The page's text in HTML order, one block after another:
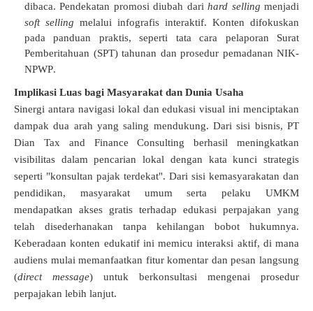
dibaca. Pendekatan promosi diubah darihard selling menjadi
soft selling melalui infografis interaktif. Konten difokuskan
pada panduan praktis, seperti tata cara pelaporan Surat
Pemberitahuan (SPT) tahunan dan prosedur pemadanan NIK-
NPWP.
Implikasi Luas bagi Masyarakat dan Dunia Usaha
Sinergi antara navigasi lokal dan edukasi visual ini menciptakan
dampak dua arah yang saling mendukung. Dari sisi bisnis, PT
Dian Tax and Finance Consulting berhasil meningkatkan
visibilitas dalam pencarian lokal dengan kata kunci strategis
seperti "konsultan pajak terdekat". Dari sisi kemasyarakatan dan
pendidikan, masyarakat umum serta pelaku UMKM
mendapatkan akses gratis terhadap edukasi perpajakan yang
telah disederhanakan tanpa kehilangan bobot hukumnya.
Keberadaan konten edukatif ini memicu interaksi aktif, di mana
audiens mulai memanfaatkan fitur komentar dan pesan langsung
(direct message) untuk berkonsultasi mengenai prosedur
perpajakan lebih lanjut.